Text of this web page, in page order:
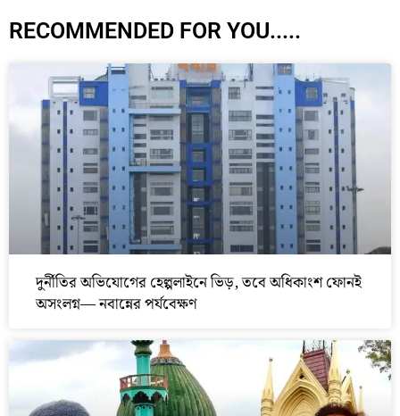
RECOMMENDED FOR YOU.....
দুর্নীতির অভিযোগের হেল্পলাইনে ভিড়, তবে অধিকাংশ ফোনই
অসংলগ্ন— নবান্নের পর্যবেক্ষণ